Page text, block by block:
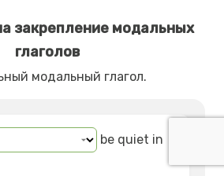
закрепление модальных
глаголов
модальный глагол.
be quiet in